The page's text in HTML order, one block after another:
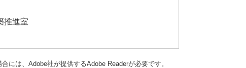
推進室
には、Adobe社が提供するAdobe Readerが必要です。